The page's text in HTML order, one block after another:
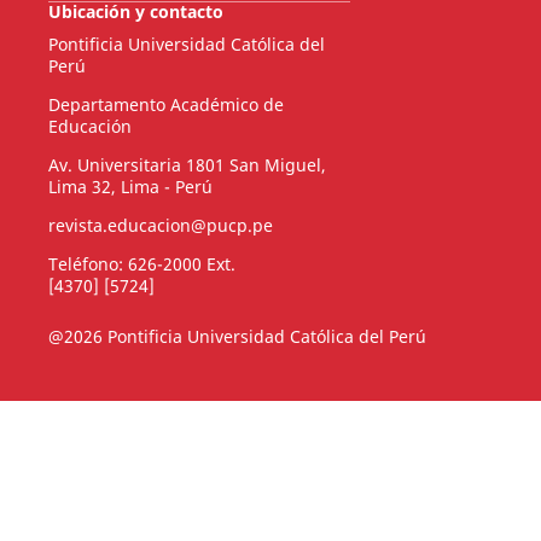
Ubicación y contacto
Pontificia Universidad Católica del
Perú
Departamento Académico de
Educación
Av. Universitaria 1801 San Miguel,
Lima 32, Lima - Perú
revista.educacion@pucp.pe
Teléfono: 626-2000 Ext.
[4370] [5724]
@2026 Pontificia Universidad Católica del Perú